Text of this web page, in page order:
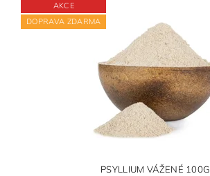
AKCE
DOPRAVA ZDARMA
PSYLLIUM VÁŽENÉ 100G